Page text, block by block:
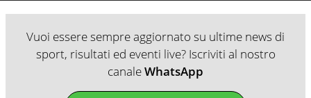
Vuoi essere sempre aggiornato su ultime news di
sport, risultati ed eventi live? Iscriviti al nostro
canaleWhatsApp